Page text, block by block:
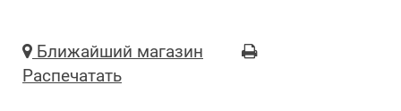
Ближайший магазин
Распечатать